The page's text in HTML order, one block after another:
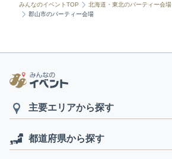
みんなのイベントTOP 北海道・東北のパーティー会場
郡山市のパーティー会場
主要エリアから探す
都道府県から探す